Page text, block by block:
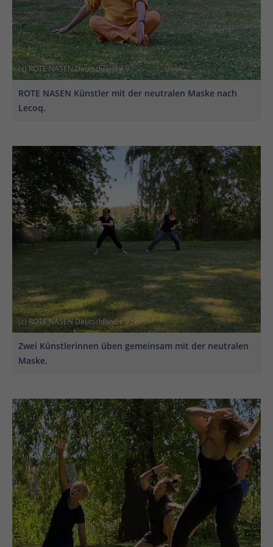
(c) ROTE NASEN Deutschland e.V.
ROTE NASEN Künstler mit der neutralen Maske nach
Lecoq.
(c) ROTE NASEN Deutschland e.V.
Zwei Künstlerinnen üben gemeinsam mit der neutralen
Maske.